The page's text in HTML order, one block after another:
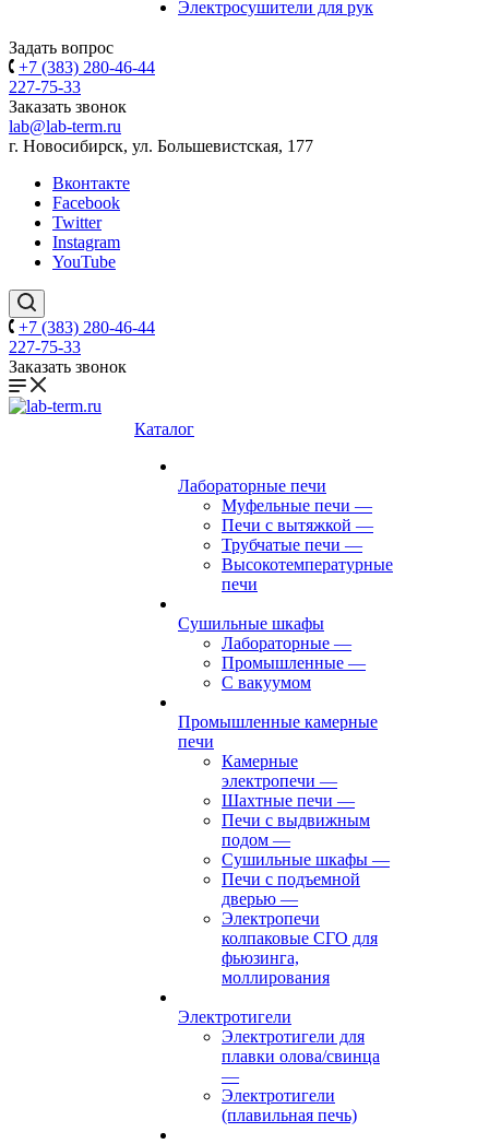
Электросушители для рук
Задать вопрос
+7 (383) 280-46-44
227-75-33
Заказать звонок
lab@lab-term.ru
г. Новосибирск, ул. Большевистская, 177
Вконтакте
Facebook
Twitter
Instagram
YouTube
+7 (383) 280-46-44
227-75-33
Заказать звонок
Каталог
Лабораторные печи
Муфельные печи —
Печи с вытяжкой —
Трубчатые печи —
Высокотемпературные
печи
Сушильные шкафы
Лабораторные —
Промышленные —
С вакуумом
Промышленные камерные
печи
Камерные
электропечи —
Шахтные печи —
Печи с выдвижным
подом —
Сушильные шкафы —
Печи с подъемной
дверью —
Электропечи
колпаковые СГО для
фьюзинга,
моллирования
Электротигели
Электротигели для
плавки олова/свинца
—
Электротигели
(плавильная печь)